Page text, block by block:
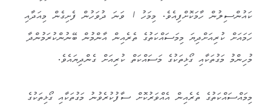
ކައުންސިލުން ހާމަކޮށްފިއެވެ. މިމަހު 1 ވަނަ ދުވަހުން ފެށިގެން މިއަދާއި
ހަމައަށް ކުރިއަށްދިޔަ މިމަސައްކަތުގެ ތެރެއިން އާންމުން ބޭނުންކުރަމުންދާ
މުހިންމު މަގުތަކާއި ގޯޅިތަކުގެ މަސައްކަތް ކުރިއަށް ގެންދިޔައެވެ.
މިމައްސައްކަތުގެ ތެރެއިން އެއްވަރުކޮށް ސާފުކުރެވުނު މަގުތަކާއި ގޯޅިތަކުގެ